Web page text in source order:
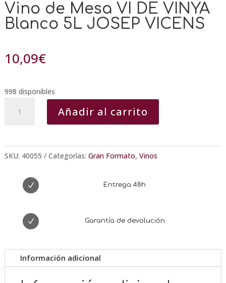
Vino de Mesa VI DE VINYA
Blanco 5L JOSEP VICENS
10,09€
998 disponibles
DE
Blanco
VICENS
cantidad
Añadir al carrito
SKU: 40055 Categorías: Gran Formato, Vinos
N Entrega 48h
N Garantía de devolución
Información adicional